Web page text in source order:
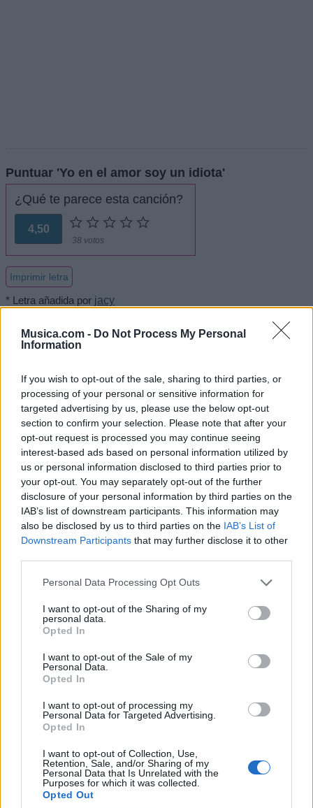
Musica.com - Do Not Process My Personal
Information
If you wish to opt-out of the sale, sharing to third parties, or
processing of your personal or sensitive information for
targeted advertising by us, please use the below opt-out
section to confirm your selection. Please note that after your
opt-out request is processed you may continue seeing
interest-based ads based on personal information utilized by
us or personal information disclosed to third parties prior to
your opt-out. You may separately opt-out of the further
disclosure of your personal information by third parties on the
IAB’s list of downstream participants. This information may
also be disclosed by us to third parties on the IAB’s List of
Downstream Participants that may further disclose it to other
Personal Data Processing Opt Outs
I want to opt-out of the Sharing of my
personal data.
Opted In
I want to opt-out of the Sale of my
Personal Data.
Opted In
I want to opt-out of processing my
Personal Data for Targeted Advertising.
Opted In
I want to opt-out of Collection, Use,
Retention, Sale, and/or Sharing of my
Personal Data that Is Unrelated with the
Purposes for which it was collected.
Opted Out
Puntuar 'Yo en el amor soy un idiota'
¿Qué te parece esta canción?
4,50
38 votos
Imprimir letra
* Letra añadida por jacy
+ Polo Montanes
Letra Un montón de estrellas
Letra Yo en el amor soy un idiota
Letra Como nunca nadie
Letra Locura de Amor
Letra Soy un idiota
Letra Si se enamora de mi
+ Letras de Polo Montanes
Biografía de Polo Montanes